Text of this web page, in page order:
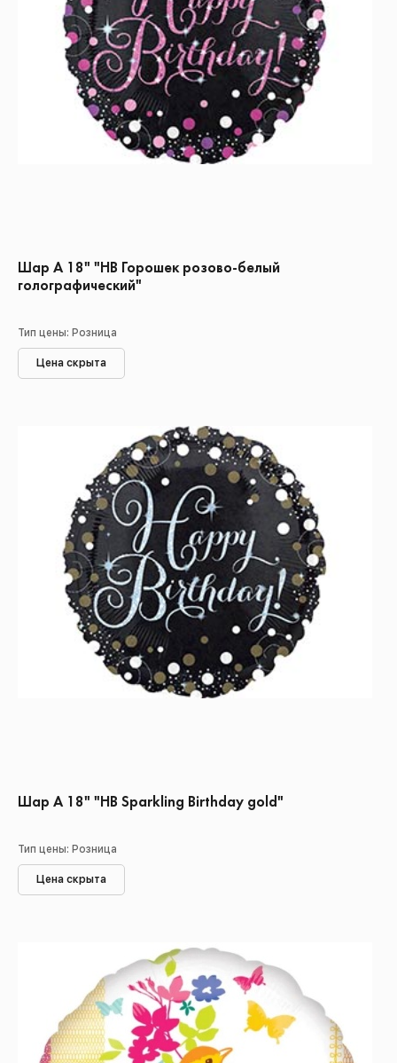
Шар А 18" "HB Горошек розово-белый
голографический"
Тип цены: Розница
Цена скрыта
Шар А 18" "HB Sparkling Birthday gold"
Тип цены: Розница
Цена скрыта